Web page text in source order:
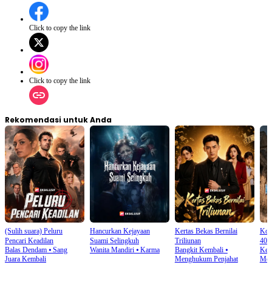
yang hilang 80 tahun lalu.Akankah Toni Shen berhasil menemukan Stempel Kekaisaran
yang hilang?
Click to copy the link
Click to copy the link
Rekomendasi untuk Anda
(Sulih suara) Peluru
Pencari Keadilan
Balas Dendam ⦁ Sang
Juara Kembali
Hancurkan Kejayaan
Suami Selingkuh
Wanita Mandiri⦁ Karma
Kertas Bekas Bernilai
Triliunan
Bangkit Kembali⦁
Menghukum Penjahat